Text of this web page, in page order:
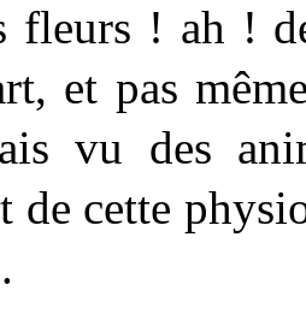
fleurs ! ah !
et pas
vu des
de cette